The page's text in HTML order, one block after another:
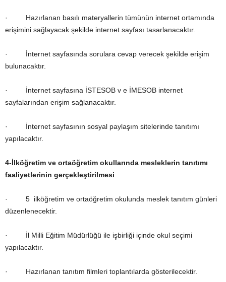
· Hazırlanan basılı materyallerin tümünün internet ortamında
erişimini sağlayacak şekilde internet sayfası tasarlanacaktır.
· İnternet sayfasında sorulara cevap verecek şekilde erişim
bulunacaktır.
· İnternet sayfasına İSTESOB v e İMESOB internet
sayfalarından erişim sağlanacaktır.
· İnternet sayfasının sosyal paylaşım sitelerinde tanıtımı
yapılacaktır.
4-İlköğretim ve ortaöğretim okullarında mesleklerin tanıtımı
faaliyetlerinin gerçekleştirilmesi
· 5 ilköğretim ve ortaöğretim okulunda meslek tanıtım günleri
düzenlenecektir.
· İl Milli Eğitim Müdürlüğü ile işbirliği içinde okul seçimi
yapılacaktır.
· Hazırlanan tanıtım filmleri toplantılarda gösterilecektir.